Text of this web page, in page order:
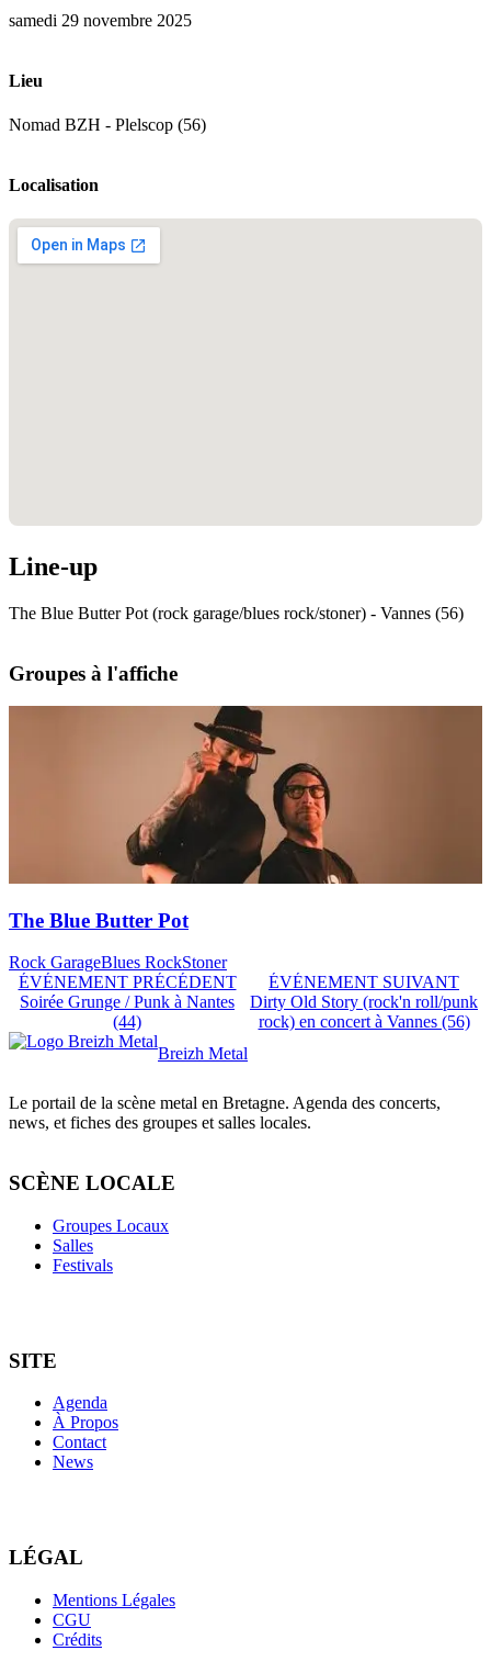
samedi 29 novembre 2025
Lieu
Nomad BZH - Plelscop (56)
Localisation
Line-up
The Blue Butter Pot (rock garage/blues rock/stoner) - Vannes (56)
Groupes à l'affiche
The Blue Butter Pot
Rock GarageBlues RockStoner
ÉVÉNEMENT PRÉCÉDENT
Soirée Grunge / Punk à Nantes
(44)
ÉVÉNEMENT SUIVANT
Dirty Old Story (rock'n roll/punk
rock) en concert à Vannes (56)
Breizh Metal
Le portail de la scène metal en Bretagne. Agenda des concerts,
news, et fiches des groupes et salles locales.
SCÈNE LOCALE
Groupes Locaux
Salles
Festivals
SITE
Agenda
À Propos
Contact
News
LÉGAL
Mentions Légales
CGU
Crédits